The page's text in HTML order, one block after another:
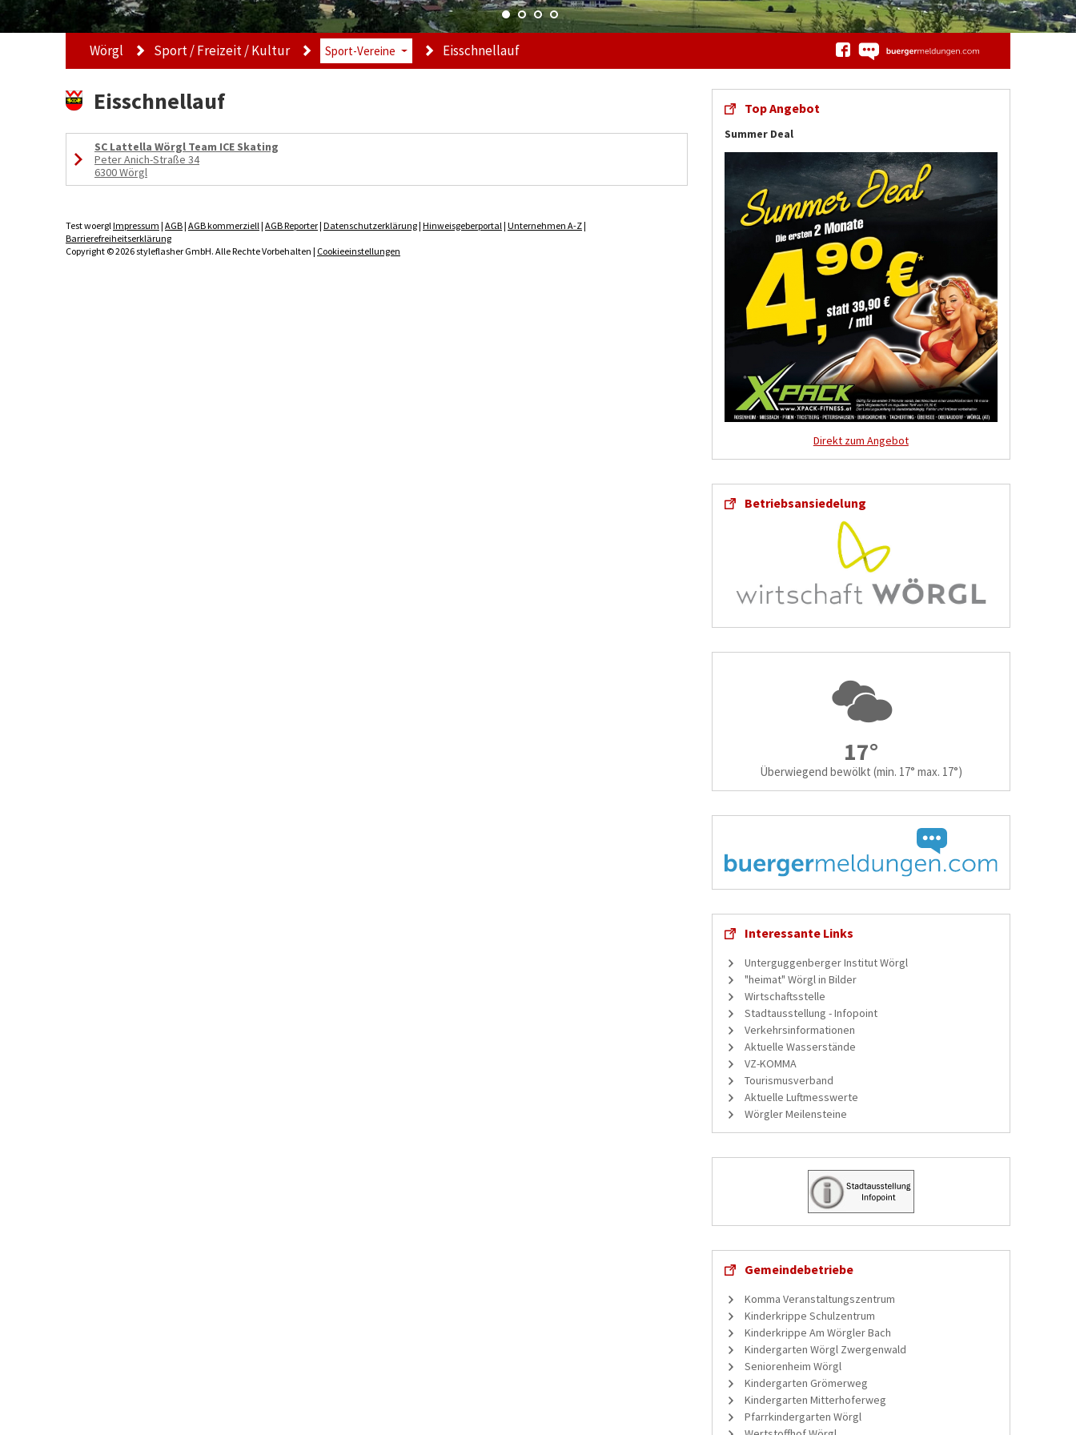
Wörgl Sport / Freizeit / Kultur Sport-Vereine Eisschnellauf
Eisschnellauf
SC Lattella Wörgl Team ICE Skating
Peter Anich-Straße 34
6300 Wörgl
Test woerglImpressum | AGB| AGB kommerziell| AGB Reporter| Datenschutzerklärung| Hinweisgeberportal| Unternehmen A-Z|
Barrierefreiheitserklärung
Copyright © 2026 styleflasher GmbH. Alle Rechte Vorbehalten | Cookieeinstellungen
Top Angebot
Summer Deal
Direkt zum Angebot
Betriebsansiedelung
17°
Überwiegend bewölkt (min. 17° max. 17°)
Interessante Links
Unterguggenberger Institut Wörgl
"heimat" Wörgl in Bilder
Wirtschaftsstelle
Stadtausstellung - Infopoint
Verkehrsinformationen
Aktuelle Wasserstände
VZ-KOMMA
Tourismusverband
Aktuelle Luftmesswerte
Wörgler Meilensteine
Gemeindebetriebe
Komma Veranstaltungszentrum
Kinderkrippe Schulzentrum
Kinderkrippe Am Wörgler Bach
Kindergarten Wörgl Zwergenwald
Seniorenheim Wörgl
Kindergarten Grömerweg
Kindergarten Mitterhoferweg
Pfarrkindergarten Wörgl